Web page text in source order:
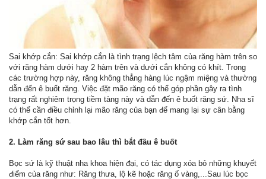
Sai khớp cắn: Sai khớp cắn là tình trạng lệch tâm của răng hàm trên so
với răng hàm dưới hay 2 hàm trên và dưới cắn không có khít. Trong
các trường hợp này, răng không thẳng hàng lúc ngậm miệng và thường
dẫn đến ê buốt răng. Việc đặt mão răng có thể góp phần gây ra tình
trạng rất nghiêm trọng tiềm tàng này và dẫn đến ê buốt răng sứ. Nha sĩ
có thể cần điều chỉnh lại mão răng của bạn để mang lại sự cân bằng
khớp cắn tốt hơn.
2. Làm răng sứ sau bao lâu thì bắt đầu ê buốt
Bọc sứ là kỹ thuật nha khoa hiện đại, có tác dụng xóa bỏ những khuyết
điểm của răng như: Răng thưa, lộ kẽ hoặc răng ố vàng,...Sau lúc bọc